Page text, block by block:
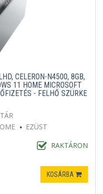
CELERON-N4500, 8GB,
11 HOME MICROSOFT
- FELHŐ SZÜRKE
EZÜST
RAKTÁRON
KOSÁRBA